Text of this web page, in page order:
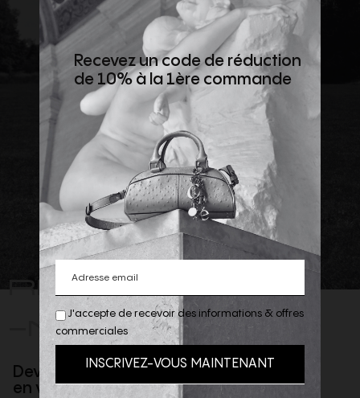
REJOIGNEZ
-NOUS
Devenez client privilège
en vous inscrivant à la newsletter
J'accepte de recevoir des informations & offres
commerciales
Recevez un code de réduction
de 10% à la 1ère commande